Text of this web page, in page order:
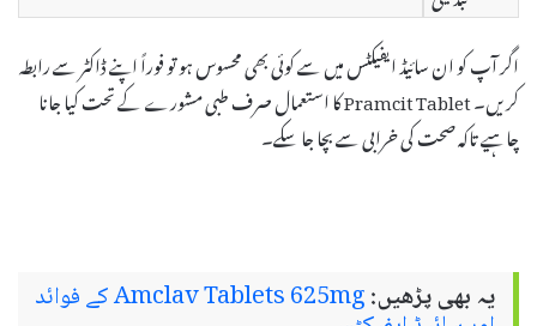
اگر آپ کو ان سائیڈ ایفیکٹس میں سے کوئی بھی محسوس ہو تو فوراً اپنے ڈاکٹر سے رابطہ
کریں۔ Pramcit Tablet کا استعمال صرف طبی مشورے کے تحت کیا جانا
چاہیے تاکہ صحت کی خرابی سے بچا جا سکے۔
یہ بھی پڑھیں: Amclav Tablets 625mg کے فوائد